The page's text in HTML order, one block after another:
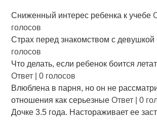
Сниженный интерес ребенка к учебе
голосов
Страх перед знакомством с девушкой
голосов
Что делать, если ребенок боится
Ответ |0 голосов
Влюблена в парня, но он не
отношения как серьезные Ответ |0
Дочке 3.5 года. Настораживает ее